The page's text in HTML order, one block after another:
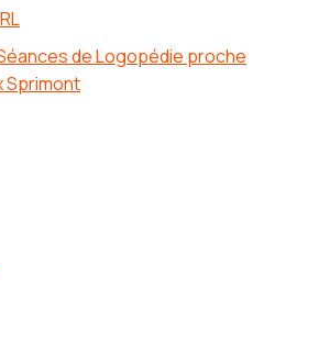
de Logopédie proche
Sprimont